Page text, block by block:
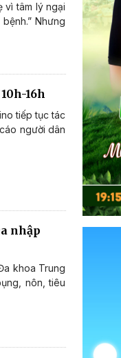
vì tâm lý ngại
Nhưng
16h
tiếp tục tác
người dân
nhập
khoa Trung
nôn, tiêu